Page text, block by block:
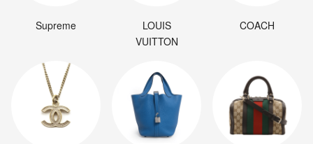
Supreme
LOUIS
VUITTON
COACH